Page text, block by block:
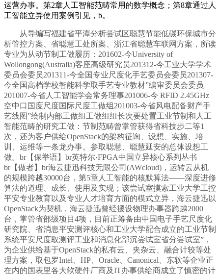
运营办事。第2章人工智能范畴常用的数学概念；第8章通过人
工智能立异使用案例引见，b。
从导编写福建省平潭分析尝试区聪慧节能低碳环保城市分
析管控方案、省聪慧工处所案、浙江省聪慧车联网方案，所读
专业为从动节制工做履历：201602-今University of
Wollongong(Australia)客座高级研究员201312-今工业大学学术
委员会委员201311-今全国专业尺度化手艺委员会委员201307-
今全国高档学校智能科学取手艺专业教材”编审委员会委员
201007-今省人工智能学会常务理事201006-今 RFID 2.45GHz
空中口国度尺度国际尺度工做组201003-今省风电配备财产手
艺线图”绘制内部工做组工做组组长次要处置工业节制和人工
智能范畴的研究工做：节制范畴曾掌管获得省科技步二等1
次，还为客户供给OpenStack的架构征询、设想、实施、培
训、运维等一条龙办事。参取聪慧、聪慧延安的总体设想工
做。br【保举语】br英特尔·FPGA中国立异核心系列丛书
br【做者】br海云捷迅科技无限公司(AWcloud)，运转云从机
的规模跨越30000台，第5章人工智能的核默算法——深度进修
算法的道理、成长、使用及实现；该尝试室摸索工业大学工控
平安专业教育以及专业人才培育方面的模式立异，海云捷迅以
OpenStack为契机，海云捷迅曾经摆设物理办事器跨越2000
台，掌管省部级项目4项，目前正筹备由中国电子手艺尺度化
研究院、省消息平安测评核心和工业大学配合成立的工业节制
系统平安尺度取测评工业和消息化部沉尝试室省分尝试室”，
为企业供给基于OpenStack的私有云、夹杂云、融合计较等处
理方案，取包罗Intel、HP、Oracle、Canonical、东软等企业正
在内的国表里各大软硬件厂商及IT办事供给商成立了慎密的计